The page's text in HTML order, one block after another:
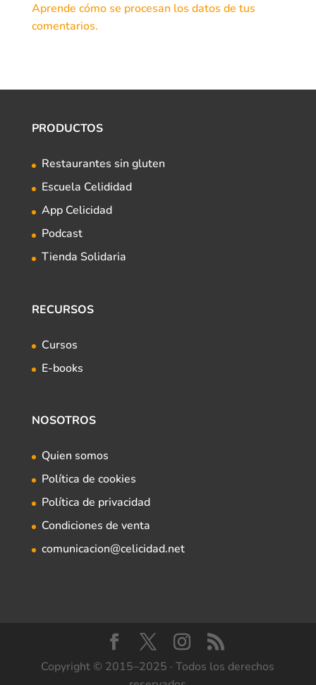
Aprende cómo se procesan los datos de tus
comentarios.
PRODUCTOS
Restaurantes sin gluten
Escuela Celididad
App Celicidad
Podcast
Tienda Solidaria
RECURSOS
Cursos
E-books
NOSOTROS
Quien somos
Política de cookies
Política de privacidad
Condiciones de venta
comunicacion@celicidad.net
Copyright © 2015–2025 · Todos los derechos